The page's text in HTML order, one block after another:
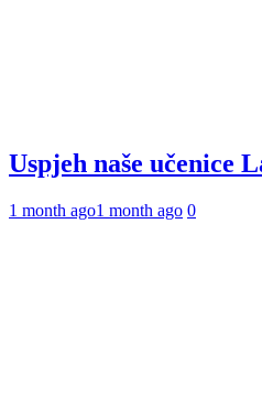
Uspjeh naše učenice
1 month ago1 month ago 0